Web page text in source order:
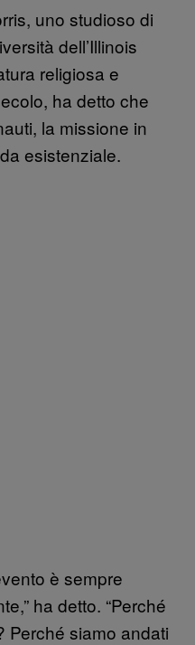
uno studioso di
dell’Illinois
religiosa e
ha detto che
la missione in
esistenziale.
è sempre
ha detto. “Perché
Perché siamo andati